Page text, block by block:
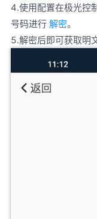
4.使用配置在极光控
号码进行 解密。
5.解密后即可获取明